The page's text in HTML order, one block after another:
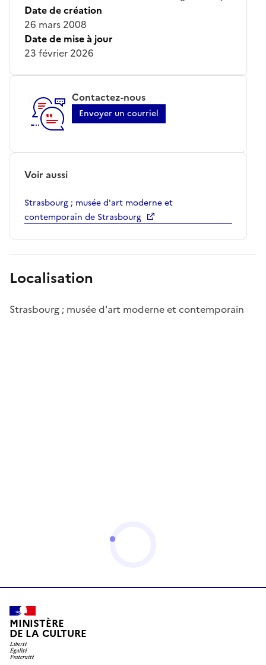
Date de création
26 mars 2008
Date de mise à jour
23 février 2026
Contactez-nous
Envoyer un courriel
Voir aussi
Strasbourg ; musée d'art moderne et
contemporain de Strasbourg
Localisation
Strasbourg ; musée d'art moderne et contemporain
MINISTÈRE
DE LA CULTURE